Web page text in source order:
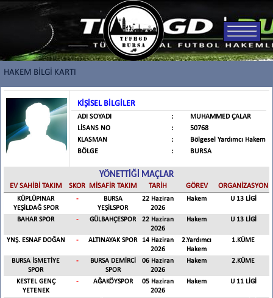
HAKEM BİLGİ KARTI
KİŞİSEL BİLGİLER
ADI SOYADI :
MUHAMMED ÇALAR
LİSANS NO
:
50768
KLASMAN
:
Bölgesel Yardımcı Hakem
BÖLGE
: BURSA
YÖNETTİĞİ MAÇLAR
EV SAHİBİ TAKIM SKOR MİSAFİR TAKIM TARİH GÖREV
ORGANİZASYON
KÜPLÜPINAR
YEŞİLDAĞ SPOR
-
BURSA
YEŞİLSPOR
22 Haziran
2026
Hakem U 13 LİGİ
BAHAR SPOR - GÜLBAHÇESPOR
22 Haziran
2026
Hakem U 13 LİGİ
YNŞ. ESNAF DOĞAN - ALTINAYAK SPOR
14 Haziran
2026
2.Yardımcı
Hakem
1.KÜME
BURSA İSMETİYE
SPOR
-
BURSA DEMİRCİ
SPOR
06 Haziran
2026
Hakem 2.KÜME
KESTEL GENÇ
YETENEK
- AĞAKÖYSPOR
05 Haziran
2026
Hakem U 11 LİGİ